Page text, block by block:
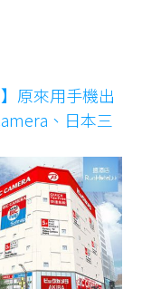
原來用手機出
、日本三